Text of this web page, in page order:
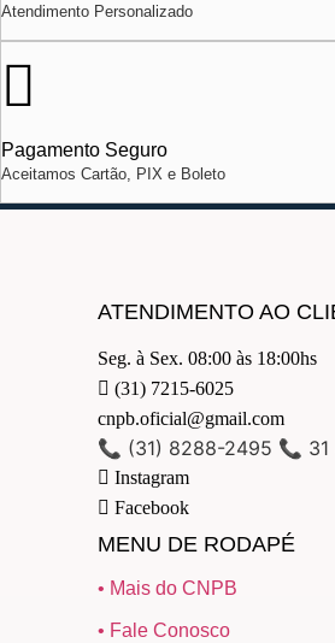
Atendimento Personalizado
Pagamento Seguro
Aceitamos Cartão, PIX e Boleto
ATENDIMENTO AO
Seg. à Sex. 08:00 às 18:00hs
(31) 7215-6025
cnpb.oficial@gmail.com
📞 (31) 8288-2495 📞
Instagram
Facebook
MENU DE RODAPÉ
• Mais do CNPB
• Fale Conosco